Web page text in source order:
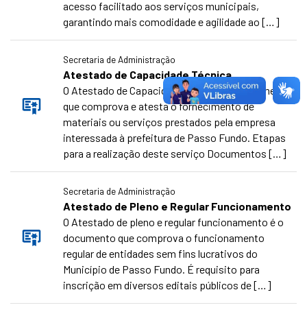
acesso facilitado aos serviços municipais,
garantindo mais comodidade e agilidade ao […]
Secretaria de Administração
Atestado de Capacidade Técnica
O Atestado de Capacidade Técnica é o documento
que comprova e atesta o fornecimento de
materiais ou serviços prestados pela empresa
interessada à prefeitura de Passo Fundo. Etapas
para a realização deste serviço Documentos […]
Secretaria de Administração
Atestado de Pleno e Regular Funcionamento
O Atestado de pleno e regular funcionamento é o
documento que comprova o funcionamento
regular de entidades sem fins lucrativos do
Município de Passo Fundo. É requisito para
inscrição em diversos editais públicos de […]